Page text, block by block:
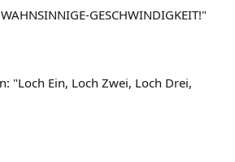
GESCHWINDIGKEIT!"
"Loch Ein, Loch Zwei, Loch Drei,